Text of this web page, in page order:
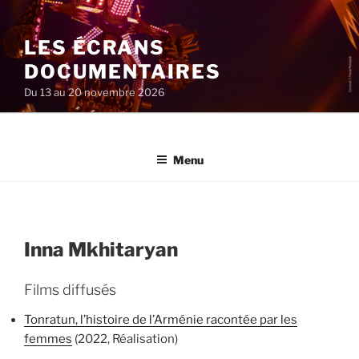
au
contenu
principal
LES ÉCRANS
DOCUMENTAIRES
Du 13 au 20 novembre 2026
Menu
Inna Mkhitaryan
Films diffusés
Tonratun, l’histoire de l’Arménie racontée par les
femmes (2022, Réalisation)